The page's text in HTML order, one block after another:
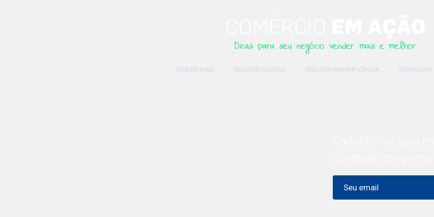
Dicas para seu negócio vender mais e melhor
VENDER MAIS REDUZIR CUSTOS REDUZIR INADIMPLÊNCIA